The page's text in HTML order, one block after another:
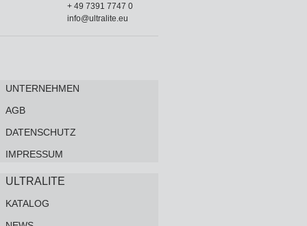
+ 49 7391 7747 0
info@ultralite.eu
UNTERNEHMEN
AGB
DATENSCHUTZ
IMPRESSUM
ULTRALITE
KATALOG